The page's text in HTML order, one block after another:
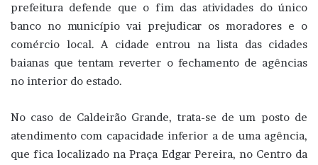
prefeitura defende que o fim das atividades do único
banco no município vai prejudicar os moradores e o
comércio local. A cidade entrou na lista das cidades
baianas que tentam reverter o fechamento de agências
no interior do estado.
No caso de Caldeirão Grande, trata-se de um posto de
atendimento com capacidade inferior a de uma agência,
que fica localizado na Praça Edgar Pereira, no Centro da